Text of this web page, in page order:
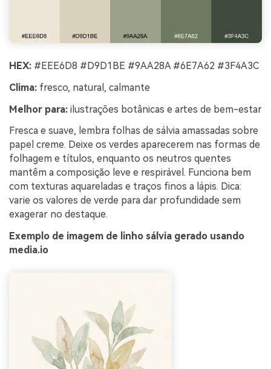
HEX: #EEE6D8 #D9D1BE #9AA28A #6E7A62 #3F4A3C
Clima: fresco, natural, calmante
Melhor para: ilustrações botânicas e artes de bem-estar
Fresca e suave, lembra folhas de sálvia amassadas sobre
papel creme. Deixe os verdes aparecerem nas formas de
folhagem e títulos, enquanto os neutros quentes
mantêm a composição leve e respirável. Funciona bem
com texturas aquareladas e traços finos a lápis. Dica:
varie os valores de verde para dar profundidade sem
exagerar no destaque.
Exemplo de imagem de linho sálvia gerado usando
media.io